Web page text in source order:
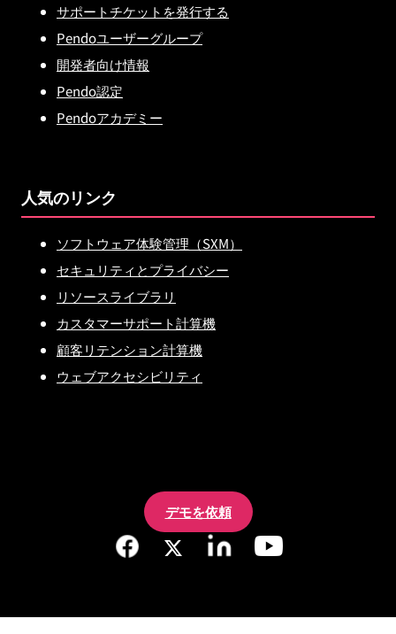
サポートチケットを発行する
Pendoユーザーグループ
開発者向け情報
Pendo認定
Pendoアカデミー
人気のリンク
ソフトウェア体験管理（SXM）
セキュリティとプライバシー
リソースライブラリ
カスタマーサポート計算機
顧客リテンション計算機
ウェブアクセシビリティ
デモを依頼